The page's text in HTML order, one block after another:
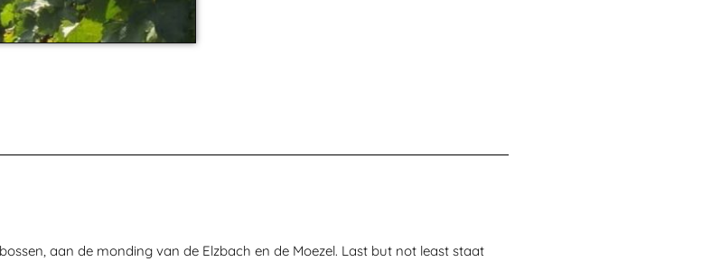
aan de monding van de Elzbach en de Moezel. Last but not least staat